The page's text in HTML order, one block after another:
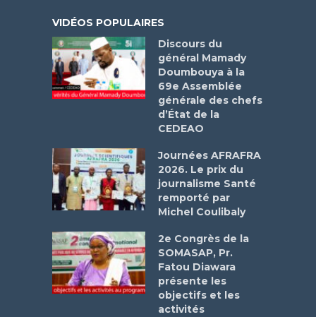
VIDÉOS POPULAIRES
Discours du
général Mamady
Doumbouya à la
69e Assemblée
générale des chefs
d’État de la
CEDEAO
Journées AFRAFRA
2026. Le prix du
journalisme Santé
remporté par
Michel Coulibaly
2e Congrès de la
SOMASAP, Pr.
Fatou Diawara
présente les
objectifs et les
activités